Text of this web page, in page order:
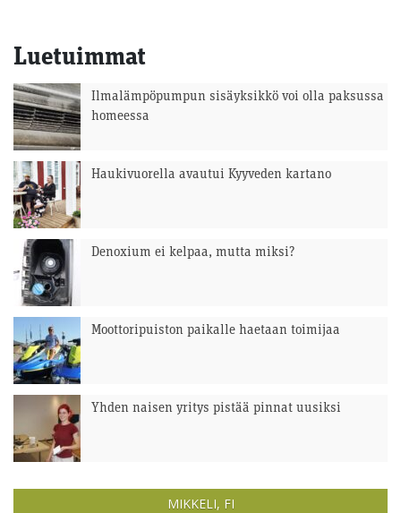
Luetuimmat
Ilmalämpöpumpun sisäyksikkö voi olla paksussa
homeessa
Haukivuorella avautui Kyyveden kartano
Denoxium ei kelpaa, mutta miksi?
Moottoripuiston paikalle haetaan toimijaa
Yhden naisen yritys pistää pinnat uusiksi
MIKKELI, FI